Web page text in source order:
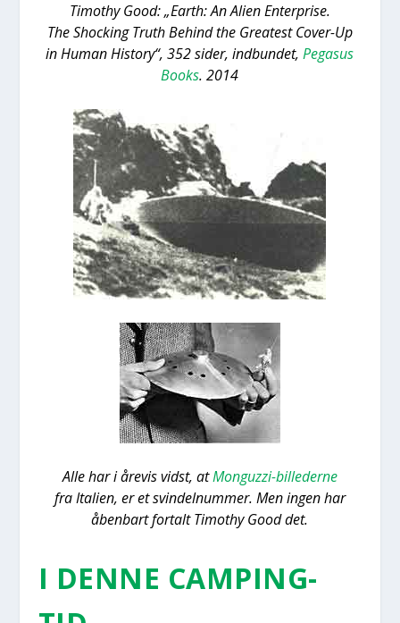
Timo­t­hy Good: „Earth: An Ali­en Enter­pri­se.
The Sho­ck­ing Truth Behind the Gre­a­test Cover-Up
in Human History“, 352 sider, ind­bun­det,Pegasus
Books. 2014
Alle har i åre­vis vidst, atMonguzzi-bil­le­der­ne
fra Ita­li­en, er et svin­delnum­mer. Men ingen har
åben­bart for­talt Timo­t­hy Good det.
I DEN­NE CAM­PING­